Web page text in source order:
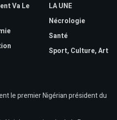
Va Le
LA UNE
Nécrologie
Santé
Sport, Culture, Art
le premier Nigérian président du